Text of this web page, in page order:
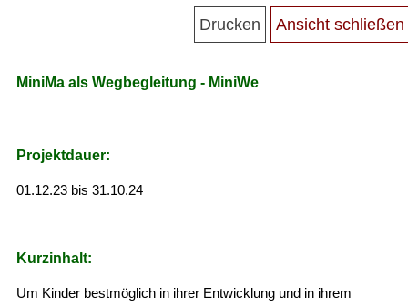
MiniMa als Wegbegleitung - MiniWe
Projektdauer:
01.12.23 bis 31.10.24
Kurzinhalt:
Um Kinder bestmöglich in ihrer Entwicklung und in ihrem